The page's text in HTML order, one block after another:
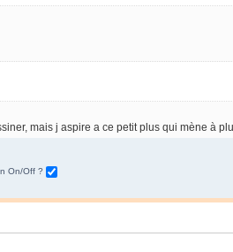
mais j aspire a ce petit plus qui mène à
il y a longtemps restent pour toujours !
On/Off ?